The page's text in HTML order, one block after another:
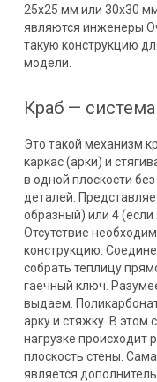
25х25 мм или 30х30
являются инженеры
такую конструкцию
модели.
Краб — система
Это такой механизм
каркас (арки) и
в одной плоскости
деталей.
образный) или 4
Отсутствие
конструкцию.
собрать теплицу
гаечный ключ.
выдаем.
арку и стяжку. В этом
нагрузке происходит
плоскость стены.
является